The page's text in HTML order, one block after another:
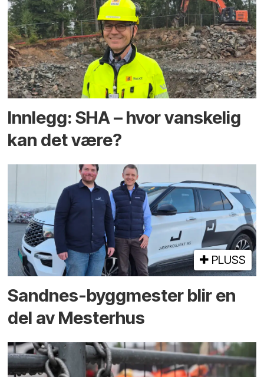
Innlegg: SHA – hvor vanskelig
kan det være?
PLUSS
Sandnes-byggmester blir en
del av Mesterhus